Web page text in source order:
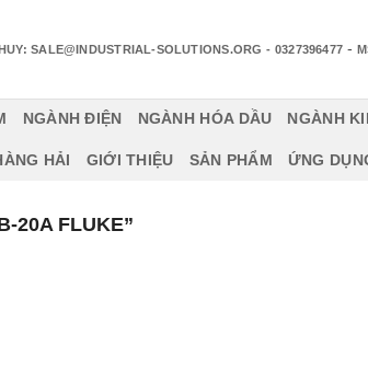
SALE@INDUSTRIAL-SOLUTIONS.ORG - 0327396477 -
NGÀNH ĐIỆN NGÀNH HÓA DẦU NGÀNH
HẢI GIỚI THIỆU SẢN PHẨM ỨNG
20A FLUKE”